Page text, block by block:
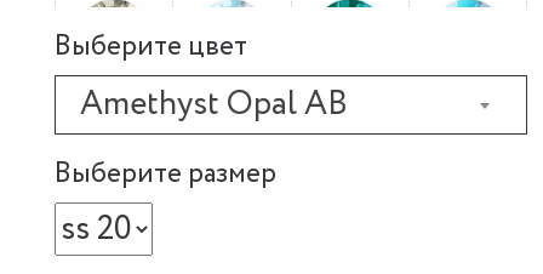
Выберите цвет
Amethyst Opal AB
Выберите размер